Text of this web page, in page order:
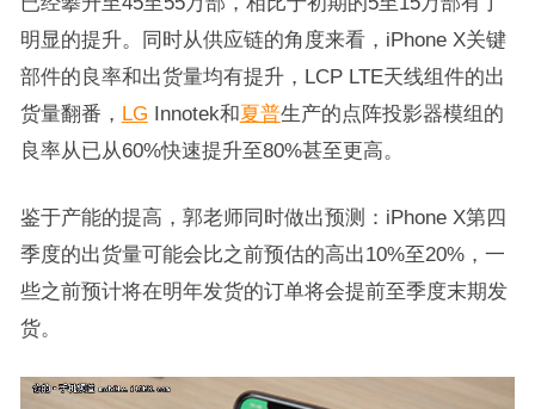
明显的提升。同时从供应链的角度来看，iPhone X关键
部件的良率和出货量均有提升，LCP LTE天线组件的出
货量翻番， LG Innotek和夏普生产的点阵投影器模组的
良率从已从60%快速提升至80%甚至更高。
鉴于产能的提高，郭老师同时做出预测：iPhone X第四
季度的出货量可能会比之前预估的高出10%至20%，一
些之前预计将在明年发货的订单将会提前至季度末期发
货。